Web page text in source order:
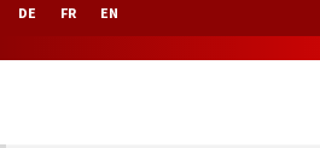
DE FR EN